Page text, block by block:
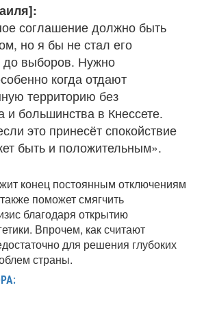
соглашение должно быть
но я бы не стал его
до выборов. Нужно
когда отдают
территорию без
большинства в Кнессете.
это принесёт спокойствие
быть и положительным».
конец постоянным отключениям
поможет смягчить
благодаря открытию
Впрочем, как считают
для решения глубоких
страны.